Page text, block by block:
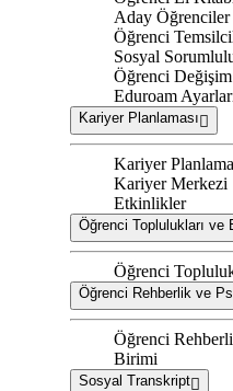
Aday Öğrenciler
Öğrenci
Sosyal
Öğrenci Değişim
Eduroam
Kariyer Planlaması
Kariyer
Kariyer Merkezi
Etkinlikler
Öğrenci Toplulukları ve
Öğrenci
Öğrenci Rehberlik ve
Öğrenci
Birimi
Sosyal Transkript